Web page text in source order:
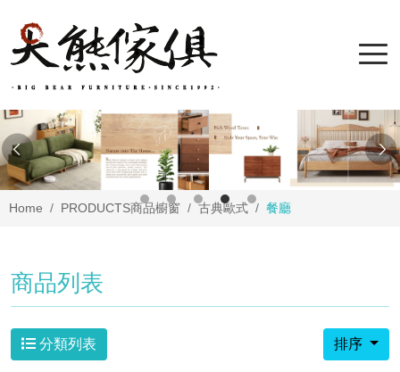
Home PRODUCTS商品櫥窗 古典歐式 餐廳
商品列表
分類列表 排序